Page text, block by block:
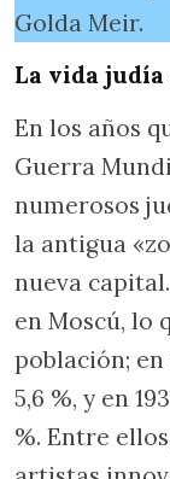
Golda Meir.
La vida judía
En los años
Guerra
numerosos
la antigua
nueva
en Moscú, lo
población; en
5,6 %, y en
%. Entre